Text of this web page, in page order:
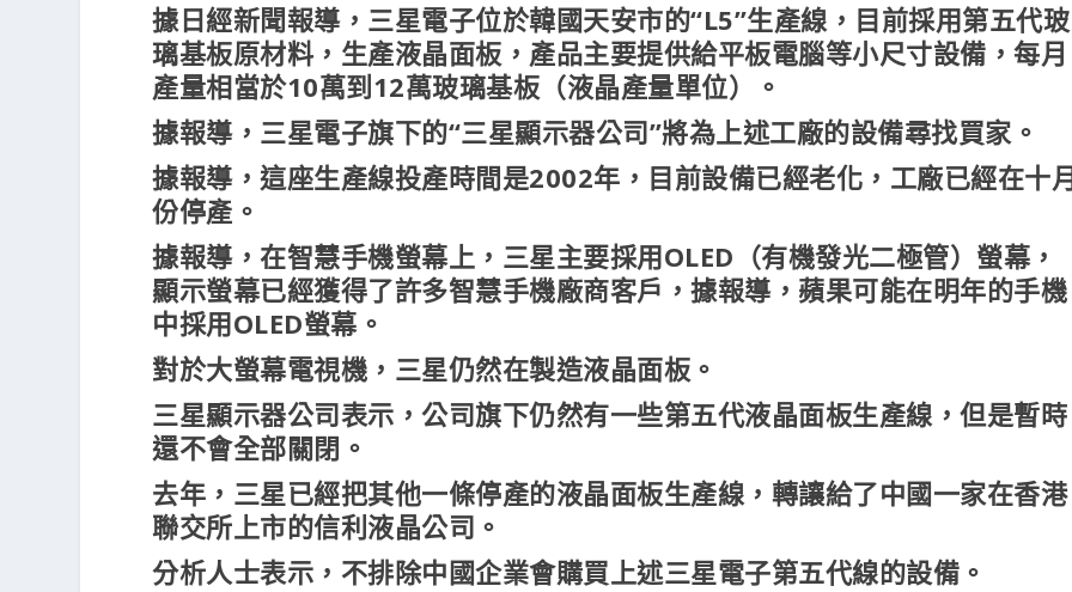
據日經新聞報導，三星電子位於韓國天安市的“L5”生產線，目前採用第五代玻
璃基板原材料，生產液晶面板，產品主要提供給平板電腦等小尺寸設備，每月
產量​​相當於10萬到12萬玻璃基板（液晶產量單位）。
據報導，三星電子旗下的“三星顯示器公司”將為上述工廠的設備尋找買家。
據報導，這座生產線投產時間是2002年，目前設備已經老化，工廠已經在十
份停產。
據報導，在智慧手機螢幕上，三星主要採用OLED（有機發光二極管）螢幕，
顯示螢幕已經獲得了許多智慧手機廠商客戶，據報導，蘋果可能在明年的手機
中採用OLED螢幕。
對於大螢幕電視機，三星仍然在製造液晶面板。
三星顯示器公司表示，公司旗下仍然有一些第五代液晶面板生產線，但是暫時
還不會全部關閉。
去年，三星已經把其他一條停產的液晶面板生產線，轉讓給了中國一家在香港
聯交所上市的信利液晶公司。
分析人士表示，不排除中國企業會購買上述三星電子第五代線的設備。